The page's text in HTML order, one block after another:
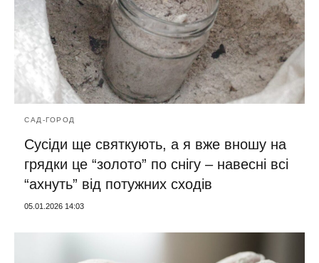
САД-ГОРОД
Сусіди ще святкують, а я вже вношу на
грядки це “золото” по снігу – навесні всі
“ахнуть” від потужних сходів
05.01.2026 14:03